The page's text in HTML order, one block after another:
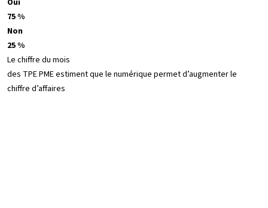
Oui
75 %
Non
25 %
Le chiffre du mois
des TPE PME estiment que le numérique permet d’augmenter le
chiffre d’affaires